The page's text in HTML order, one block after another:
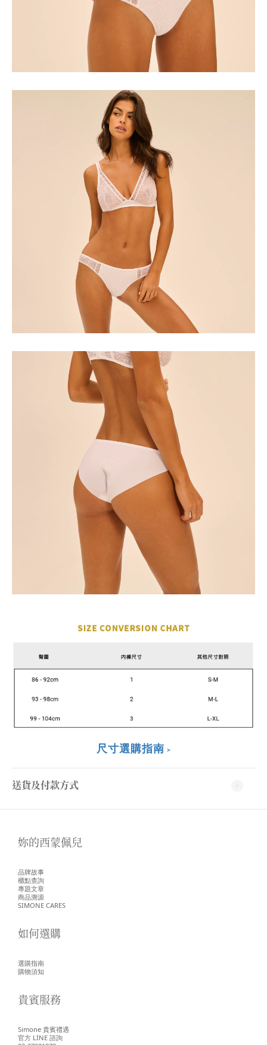
尺寸選購指南 >
送貨及付款方式
妳的西蒙佩兒
品牌故事
櫃點查詢
專題文章
商品溯源
SIMONE CARES
如何選購
選購指南
購物須知
貴賓服務
Simone 貴賓禮遇
官方 LINE 諮詢